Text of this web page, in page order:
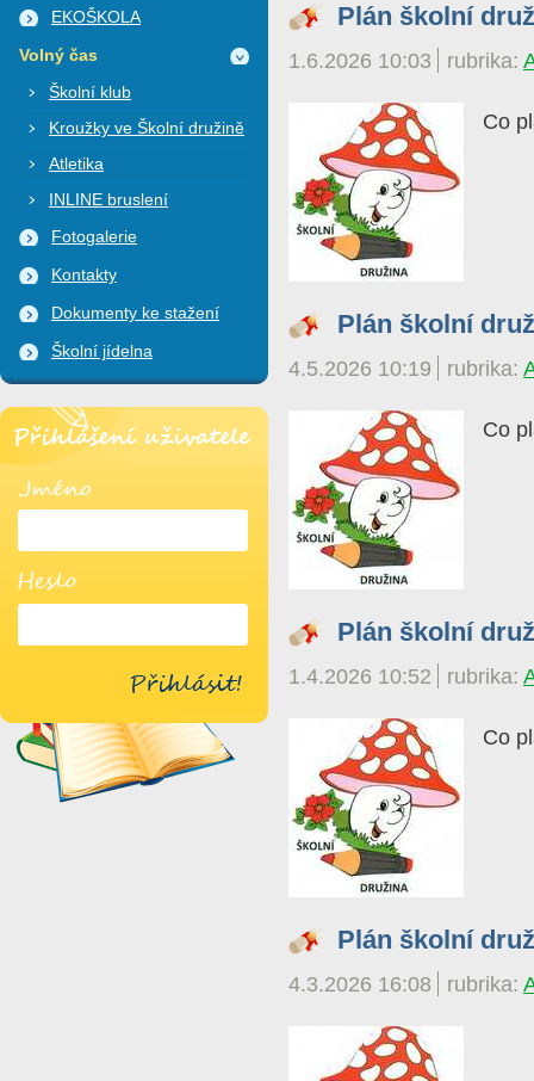
EKOŠKOLA
Volný čas
Školní klub
Kroužky ve Školní družině
Atletika
INLINE bruslení
Fotogalerie
Kontakty
Dokumenty ke stažení
Školní jídelna
Přihlášení uživatele
Jméno
Heslo
Plán školní
1.6.2026 10:03 rubrika:
Co
Plán školní
4.5.2026 10:19 rubrika:
Co
Plán školní
1.4.2026 10:52 rubrika:
Co
Plán školní
4.3.2026 16:08 rubrika: